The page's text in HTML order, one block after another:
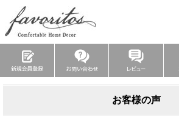
お客様の声